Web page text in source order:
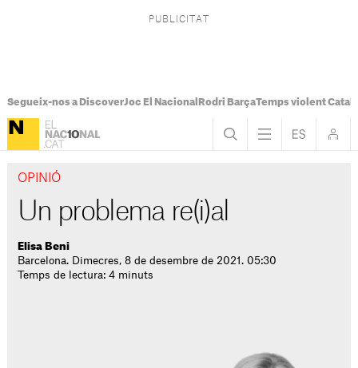
Segueix-nos a DiscoverJoc El Nacional Rodri BarçaTemps violent
OPINIÓ
Un problema re(i)al
Elisa Beni
Barcelona. Dimecres, 8 de desembre de 2021. 05:30
Temps de lectura: 4 minuts